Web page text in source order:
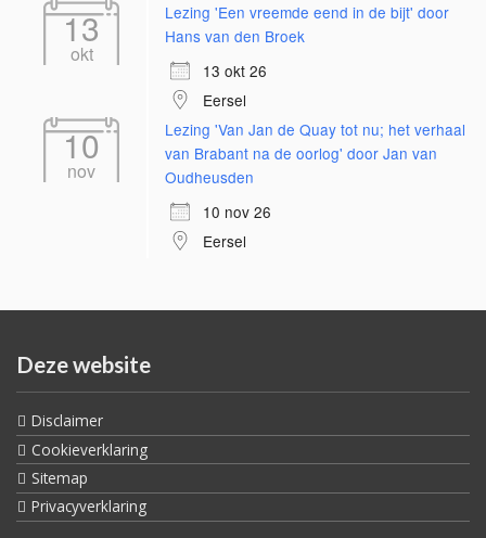
13
okt
Lezing 'Een vreemde eend in de bijt' door
Hans van den Broek
13 okt 26
Eersel
10
nov
Lezing 'Van Jan de Quay tot nu; het verhaal
van Brabant na de oorlog' door Jan van
Oudheusden
10 nov 26
Eersel
Deze website
Disclaimer
Cookieverklaring
Sitemap
Privacyverklaring